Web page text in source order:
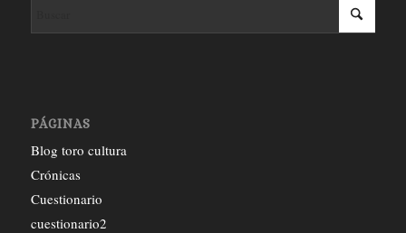
PÁGINAS
Blog toro cultura
Crónicas
Cuestionario
cuestionario2